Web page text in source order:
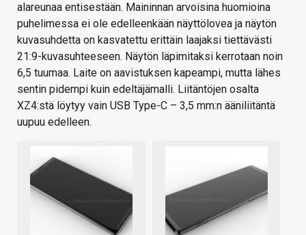
alareunaa entisestään. Maininnan arvoisina huomioina
puhelimessa ei ole edelleenkään näyttölovea ja näytön
kuvasuhdetta on kasvatettu erittäin laajaksi tiettävästi
21:9-kuvasuhteeseen. Näytön läpimitaksi kerrotaan noin
6,5 tuumaa. Laite on aavistuksen kapeampi, mutta lähes
sentin pidempi kuin edeltäjämalli. Liitäntöjen osalta
XZ4:stä löytyy vain USB Type-C – 3,5 mm:n ääniliitäntä
uupuu edelleen.